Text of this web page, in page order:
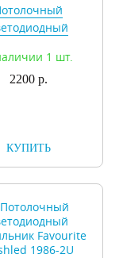
2250-1U
1 шт.
2200 р.
КУПИТЬ